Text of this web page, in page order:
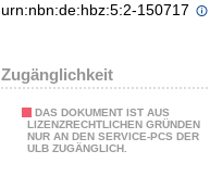
urn:nbn:de:hbz:5:2-150717
Zugänglichkeit
DAS DOKUMENT IST AUS
LIZENZRECHTLICHEN GRÜNDEN
NUR AN DEN SERVICE-PCS DER
ULB ZUGÄNGLICH.